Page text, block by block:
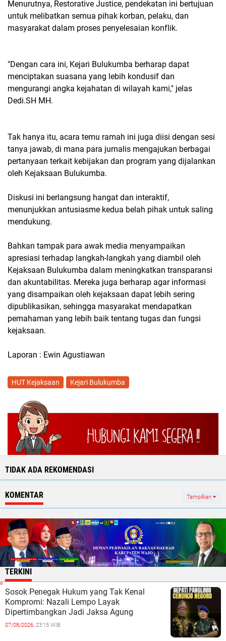
Menurutnya, Restorative Justice, pendekatan ini bertujuan
untuk melibatkan semua pihak korban, pelaku, dan
masyarakat dalam proses penyelesaian konflik.
"Dengan cara ini, Kejari Bulukumba berharap dapat
menciptakan suasana yang lebih kondusif dan
mengurangi angka kejahatan di wilayah kami," jelas
Dedi.SH MH.
Tak hanya itu, acara temu ramah ini juga diisi dengan sesi
tanya jawab, di mana para jurnalis mengajukan berbagai
pertanyaan terkait kebijakan dan program yang dijalankan
oleh Kejaksaan Bulukumba.
Diskusi ini berlangsung hangat dan interaktif,
menunjukkan antusiasme kedua belah pihak untuk saling
mendukung.
Bahkan tampak para awak media menyampaikan
apresiasi terhadap langkah-langkah yang diambil oleh
Kejaksaan Bulukumba dalam meningkatkan transparansi
dan akuntabilitas. Mereka juga berharap agar informasi
yang disampaikan oleh kejaksaan dapat lebih sering
dipublikasikan, sehingga masyarakat mendapatkan
pemahaman yang lebih baik tentang tugas dan fungsi
kejaksaan.
Laporan : Ewin Agustiawan
HUT Kejaksaan Kejari Bulukumba
TIDAK ADA REKOMENDASI
KOMENTAR Tampilkan
TERKINI
Sosok Penegak Hukum yang Tak Kenal
Kompromi: Nazali Lempo Layak
Dipertimbangkan Jadi Jaksa Agung
07/08/2026, 23:15 WIB